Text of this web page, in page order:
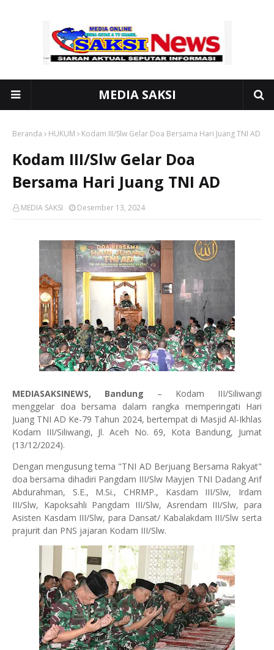
MEDIA SAKSI
Beranda HUKUM Kodam III/Slw Gelar Doa Bersama Hari Juang TNI AD
Kodam III/Slw Gelar Doa
Bersama Hari Juang TNI AD
MEDIA SAKSI Desember 13, 2024
MEDIASAKSINEWS, Bandung – Kodam III/Siliwangi
menggelar doa bersama dalam rangka memperingati Hari
Juang TNI AD Ke-79 Tahun 2024, bertempat di Masjid Al-Ikhlas
Kodam III/Siliwangi, Jl. Aceh No. 69, Kota Bandung, Jumat
(13/12/2024).
Dengan mengusung tema "TNI AD Berjuang Bersama Rakyat"
doa bersama dihadiri Pangdam III/Slw Mayjen TNI Dadang Arif
Abdurahman, S.E., M.Si., CHRMP., Kasdam III/Slw, Irdam
III/Slw, Kapoksahli Pangdam III/Slw, Asrendam III/Slw, para
Asisten Kasdam III/Slw, para Dansat/ Kabalakdam III/Slw serta
prajurit dan PNS jajaran Kodam III/Slw.